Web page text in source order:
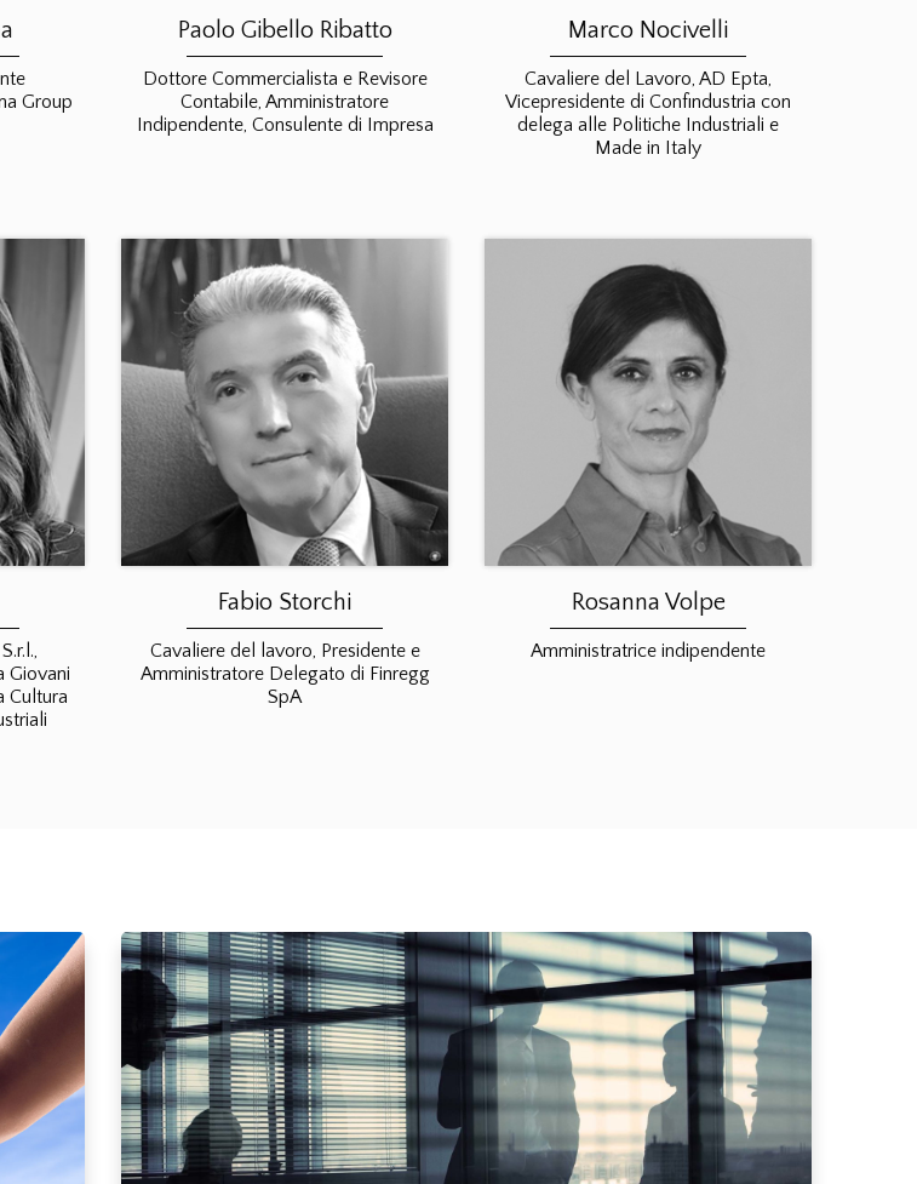
Group
Paolo Gibello Ribatto
Dottore Commercialista e Revisore
Contabile, Amministratore
Indipendente, Consulente di Impresa
Marco Nocivelli
Cavaliere del Lavoro, AD Epta,
Vicepresidente di Confindustria con
delega alle Politiche Industriali e
Made in Italy
Giovani
Cultura
Fabio Storchi
Cavaliere del lavoro, Presidente e
Amministratore Delegato di Finregg
SpA
Rosanna Volpe
Amministratrice indipendente